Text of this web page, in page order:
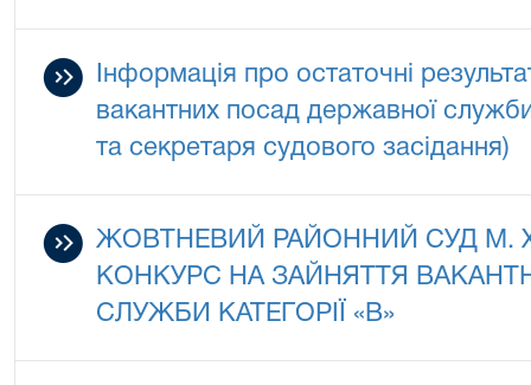
Інформація про остаточні
вакантних посад державної
та секретаря судового засідання)
ЖОВТНЕВИЙ РАЙОННИЙ СУД М.
КОНКУРС НА ЗАЙНЯТТЯ
СЛУЖБИ КАТЕГОРІЇ «В»